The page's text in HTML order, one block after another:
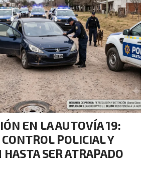
EN LA AUTOVÍA 19:
POLICIAL Y
SER ATRAPADO